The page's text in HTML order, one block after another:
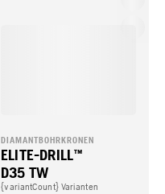
DIAMANTBOHRKRONEN
ELITE-DRILL™
D35 TW
{variantCount} Varianten